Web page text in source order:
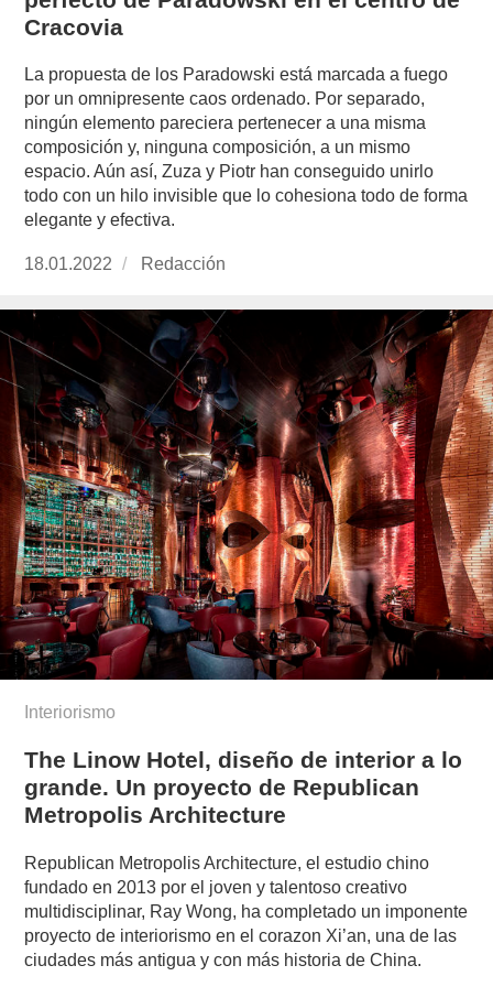
Cracovia
La propuesta de los Paradowski está marcada a fuego
por un omnipresente caos ordenado. Por separado,
ningún elemento pareciera pertenecer a una misma
composición y, ninguna composición, a un mismo
espacio. Aún así, Zuza y Piotr han conseguido unirlo
todo con un hilo invisible que lo cohesiona todo de forma
elegante y efectiva.
Publicado
18.01.2022 https://www.experimenta.es/author/redaccion/
Redacción
Interiorismo
The Linow Hotel, diseño de interior a lo
grande. Un proyecto de Republican
Metropolis Architecture
Republican Metropolis Architecture, el estudio chino
fundado en 2013 por el joven y talentoso creativo
multidisciplinar, Ray Wong, ha completado un imponente
proyecto de interiorismo en el corazon Xi’an, una de las
ciudades más antigua y con más historia de China.